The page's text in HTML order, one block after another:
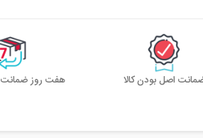
اصل بودن کالا هفت روز ضمانت